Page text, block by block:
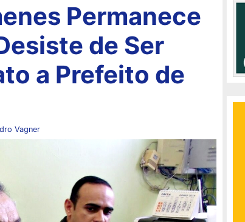
Permanece
de Ser
a Prefeito de
Vagner